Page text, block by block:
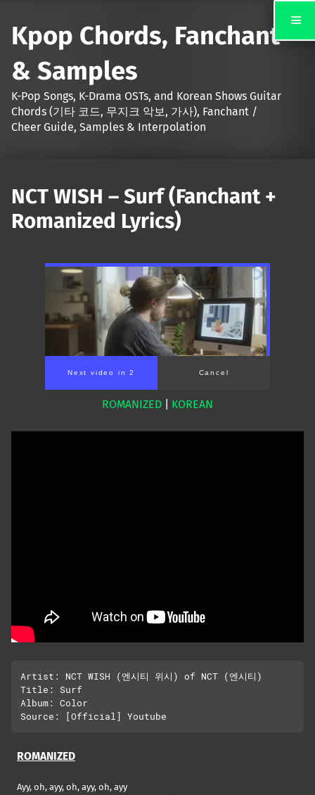
Kpop Chords, Fanchant
& Samples
K-Pop Songs, K-Drama OSTs, and Korean Shows Guitar
Chords (기타 코드, 무지크 악보, 가사), Fanchant /
Cheer Guide, Samples & Interpolation
NCT WISH – Surf (Fanchant +
Romanized Lyrics)
Next video in 1 Cancel
ROMANIZED KOREAN
Artist: NCT WISH (엔시티 위시) of NCT (엔시티)
Title: Surf
Album: Color
ROMANIZED
Ayy, oh, ayy, oh, ayy, oh, ayy